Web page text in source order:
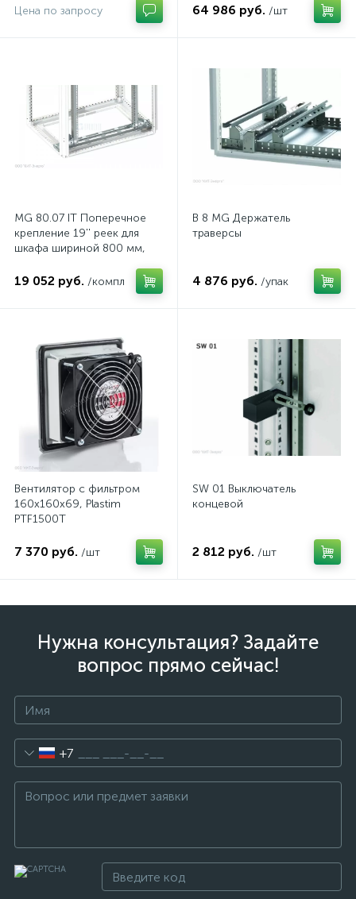
стали, с перемычкой
Цена по запросу 64 986 руб. /шт
MG 80.07 IT Поперечное
крепление 19'' реек для
шкафа шириной 800 мм,
19 052 руб. /компл
B 8 MG Держатель
траверсы
4 876 руб. /упак
Вентилятор с фильтром
160x160x69, Plastim
PTF1500T
7 370 руб. /шт
SW 01 Выключатель
концевой
2 812 руб. /шт
Нужна консультация? Задайте
вопрос прямо сейчас!
+7